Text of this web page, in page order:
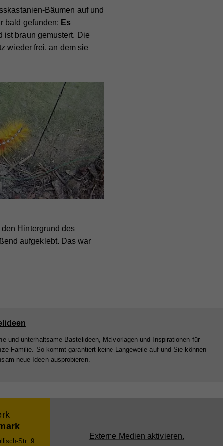
Bäumen auf und
bald gefunden: Es
ist braun gemustert. Die
wieder frei, an dem sie
Hintergrund des
aufgeklebt. Das war
und unterhaltsame Bastelideen, Malvorlagen und Inspirationen für
Familie. So kommt garantiert keine Langeweile auf und Sie können
neue Ideen ausprobieren.
Str. 9
Externe Medien aktivieren.